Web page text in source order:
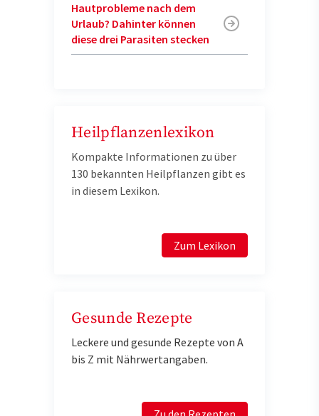
Hautprobleme nach dem
Urlaub? Dahinter können
diese drei Parasiten stecken
Heilpflanzenlexikon
Kompakte Informationen zu über
130 bekannten Heilpflanzen gibt es
in diesem Lexikon.
Zum Lexikon
Gesunde Rezepte
Leckere und gesunde Rezepte von A
bis Z mit Nährwertangaben.